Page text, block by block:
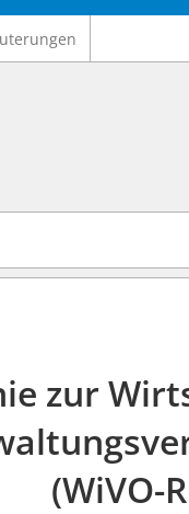
findet auch:
Logo Ev.
zur
(WiVO-